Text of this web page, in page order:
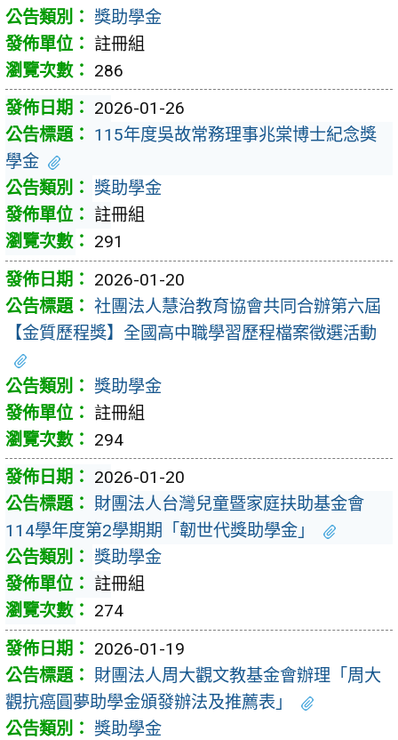
獎助學金
註冊組
286
2026-01-26
115年度吳故常務理事兆棠博士紀念獎
學金
獎助學金
註冊組
291
2026-01-20
社團法人慧治教育協會共同合辦第六屆
【金質歷程獎】全國高中職學習歷程檔案徵選活動
獎助學金
註冊組
294
2026-01-20
財團法人台灣兒童暨家庭扶助基金會
114學年度第2學期期「韌世代獎助學金」
獎助學金
註冊組
274
2026-01-19
財團法人周大觀文教基金會辦理「周大
觀抗癌圓夢助學金頒發辦法及推薦表」
獎助學金